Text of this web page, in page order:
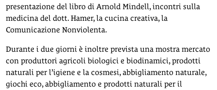
presentazione del libro di Arnold Mindell, incontri sulla
medicina del dott. Hamer, la cucina creativa, la
Comunicazione Nonviolenta.
Durante i due giorni è inoltre prevista una mostra mercato
con produttori agricoli biologici e biodinamici, prodotti
naturali per l’igiene e la cosmesi, abbigliamento naturale,
giochi eco, abbigliamento e prodotti naturali per il